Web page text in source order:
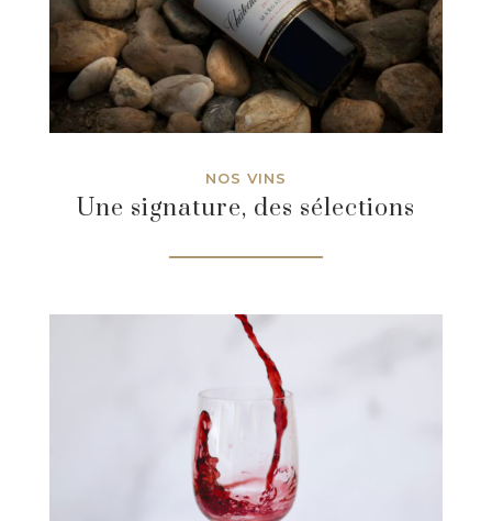
NOS VINS
Une signature, des sélections